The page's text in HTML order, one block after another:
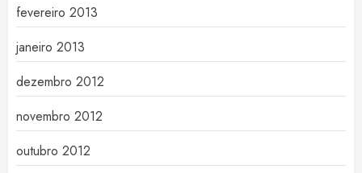
fevereiro 2013
janeiro 2013
dezembro 2012
novembro 2012
outubro 2012